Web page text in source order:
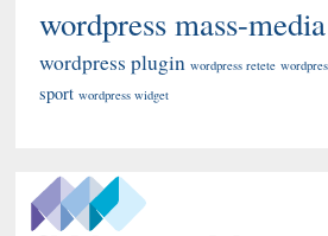
wordpress mass-media
wordpress plugin wordpress retete
sport wordpress widget